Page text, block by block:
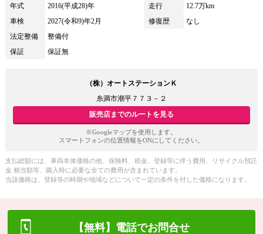
年式 2016(平成28)年 走行
12.7万km
車検
2027(令和9)年2月 修復歴
なし
法定整備
整備付
保証
保証無
（株）オートステーションＫ
糸満市潮平７７３－２
販売店までのルートを見る
※Googleマップを使用します。
スマートフォンの位置情報をONにしてください。
支払総額には、車両本体価格の他、保険料、税金、登録等に伴う費用、リサイクル預託
金 相当額等、購入時に必要な全ての費用が含まれています。
当該価格は、登録等の時期や地域などについて一定の条件を付した価格になります。
【無料】電話でお問合せ